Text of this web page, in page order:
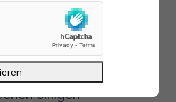
dafür, nicht mit
Schon im Oktober
des russischen
FSB ab, Einblick in die
einigen